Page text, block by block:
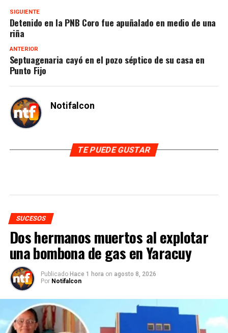
SIGUIENTE
Detenido en la PNB Coro fue apuñalado en medio de una
riña
ANTERIOR
Septuagenaria cayó en el pozo séptico de su casa en
Punto Fijo
Notifalcon
TE PUEDE GUSTAR
SUCESOS
Dos hermanos muertos al explotar
una bombona de gas en Yaracuy
Publicado Hace 1 hora on agosto 8, 2026
Por Notifalcon